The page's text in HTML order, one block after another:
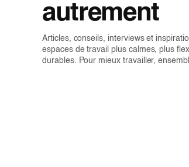
autrement
Articles, conseils, interviews et
espaces de travail plus calmes, plus
durables. Pour mieux travailler,